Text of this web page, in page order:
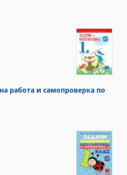
работа и самопроверка по